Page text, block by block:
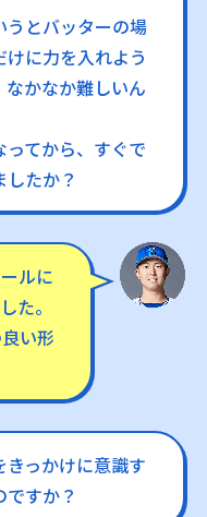
うとバッターの場
に力を入れよう
なかなか難しいん
てから、すぐで
たか？
ルに
た。
い形
っかけに意識す
すか？